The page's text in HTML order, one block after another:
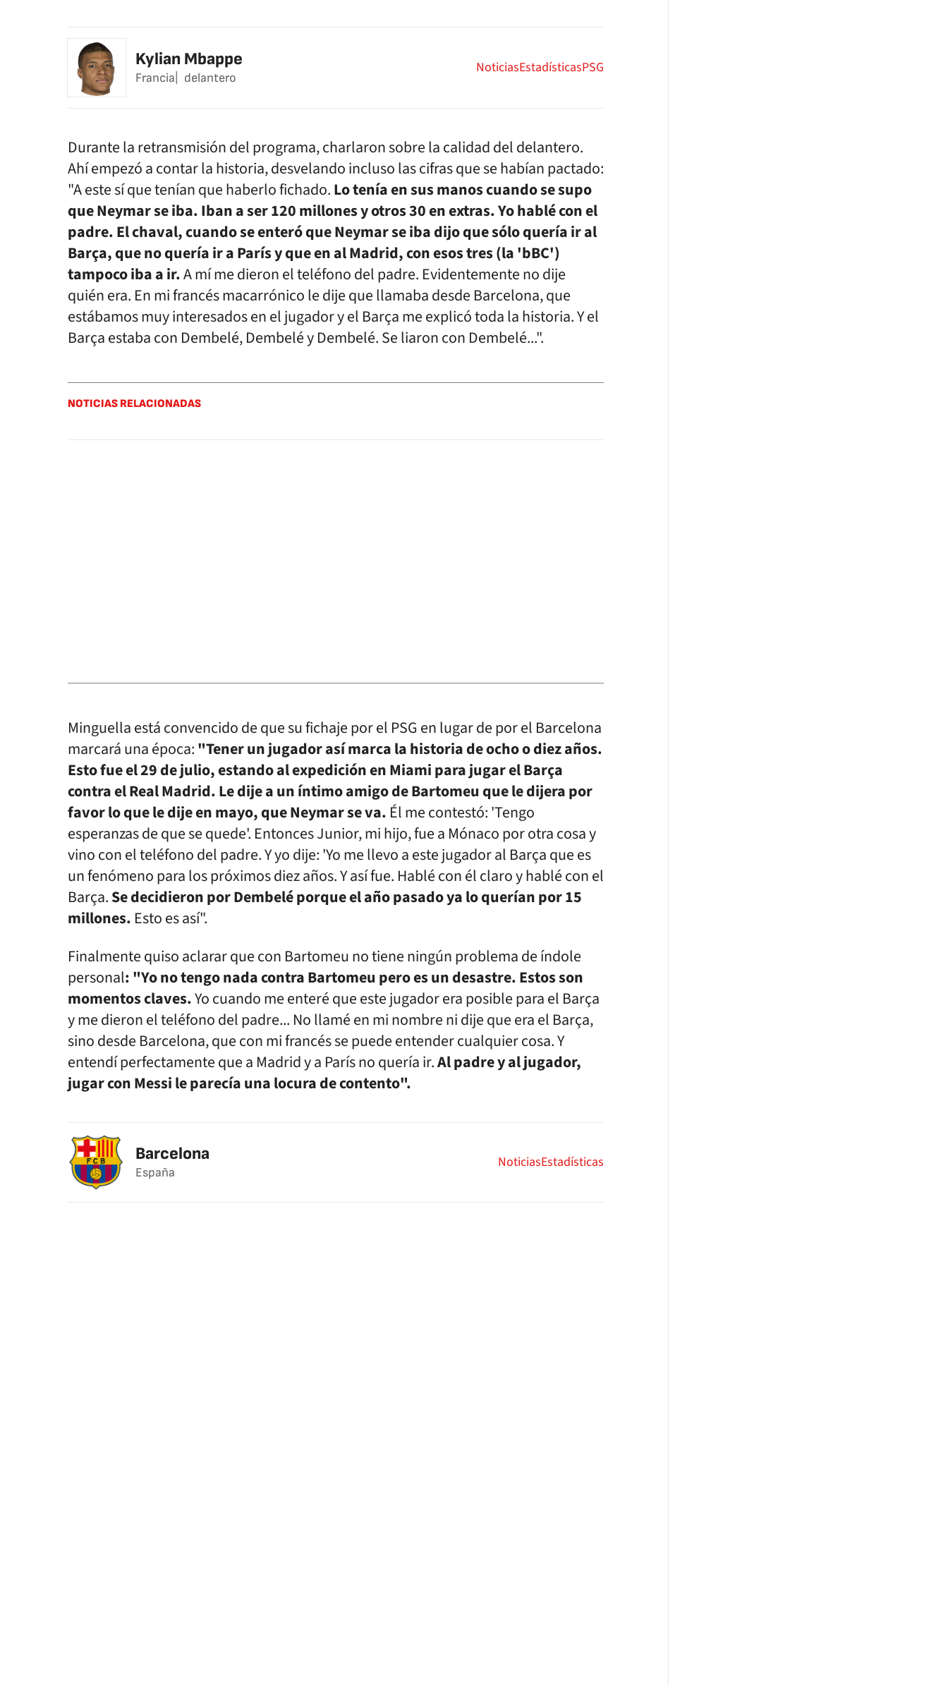
Kylian Mbappe
Francia delantero
NoticiasEstadísticasPSG
Durante la retransmisión del programa, charlaron sobre la calidad del delantero.
Ahí empezó a contar la historia, desvelando incluso las cifras que se habían pactado:
"A este sí que tenían que haberlo fichado.Lo tenía en sus manos cuando se supo
que Neymar se iba. Iban a ser 120 millones y otros 30 en extras.Yo hablé con el
padre. El chaval, cuando se enteró que Neymar se iba dijo que sólo quería ir al
Barça, que no quería ir a París y que en al Madrid, con esos tres (la 'bBC')
tampoco iba a ir.A mí me dieron el teléfono del padre. Evidentemente no dije
quién era. En mi francés macarrónico le dije que llamaba desde Barcelona, que
estábamos muy interesados en el jugador y el Barça me explicó toda la historia. Y el
Barça estaba con Dembelé, Dembelé y Dembelé. Se liaron con Dembelé...".
NOTICIAS RELACIONADAS
Minguella está convencido de que su fichaje por el PSG en lugar de por el Barcelona
marcará una época:"Tener un jugador así marca la historia de ocho o diez años.
Esto fue el 29 de julio, estando al expedición en Miami para jugar el Barça
contra el Real Madrid. Le dije a un íntimo amigo de Bartomeu que le dijera por
favor lo que le dije en mayo, que Neymar se va. Él me contestó: 'Tengo
esperanzas de que se quede'. Entonces Junior, mi hijo, fue a Mónaco por otra cosa y
vino con el teléfono del padre. Y yo dije: 'Yo me llevo a este jugador al Barça que es
un fenómeno para los próximos diez años. Y así fue. Hablé con él claro y hablé con el
Barça.Se decidieron por Dembelé porque el año pasado ya lo querían por 15
millones. Esto es así".
Finalmente quiso aclarar que con Bartomeu no tiene ningún problema de índole
personal: "Yo no tengo nada contra Bartomeu pero es un desastre. Estos son
momentos claves.Yo cuando me enteré que este jugador era posible para el Barça
y me dieron el teléfono del padre... No llamé en mi nombre ni dije que era el Barça,
sino desde Barcelona, que con mi francés se puede entender cualquier cosa. Y
entendí perfectamente que a Madrid y a París no quería ir.Al padre y al jugador,
jugar con Messi le parecía una locura de contento".
Barcelona
España
NoticiasEstadísticas